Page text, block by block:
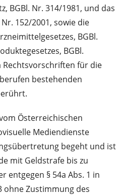
BGBl. Nr. 314/1981, und das
152/2001, sowie die
BGBl.
BGBl.
Rechtsvorschriften für die
bestehenden
Österreichischen
Mediendienste
begeht und ist
mit Geldstrafe bis zu
entgegen § 54a Abs. 1 in
ohne Zustimmung des